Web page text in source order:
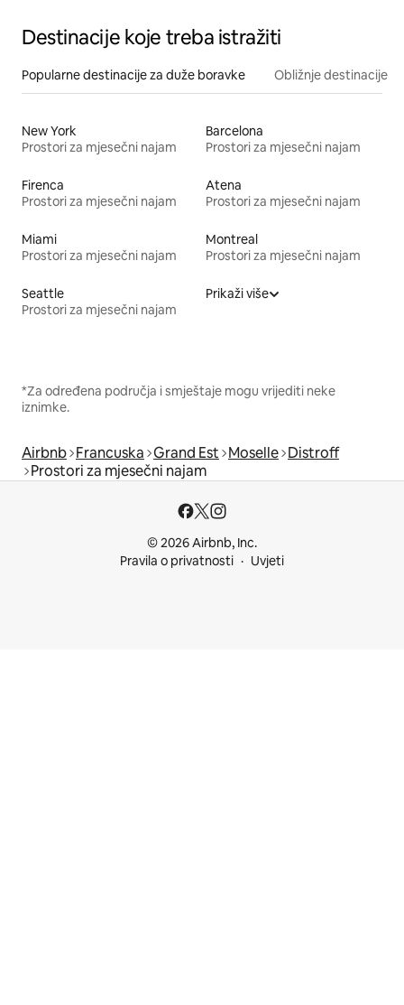
Destinacije koje treba istražiti
Popularne destinacije za duže boravke Obližnje destinacije
New York
Prostori za mjesečni najam
Barcelona
Prostori za mjesečni najam
Firenca
Prostori za mjesečni najam
Atena
Prostori za mjesečni najam
Miami
Prostori za mjesečni najam
Montreal
Prostori za mjesečni najam
Seattle
Prostori za mjesečni najam
Prikaži više
*Za određena područja i smještaje mogu vrijediti neke
iznimke.
Airbnb Francuska Grand Est Moselle Distroff
Prostori za mjesečni najam
© 2026 Airbnb, Inc.
Pravila o privatnosti
Uvjeti